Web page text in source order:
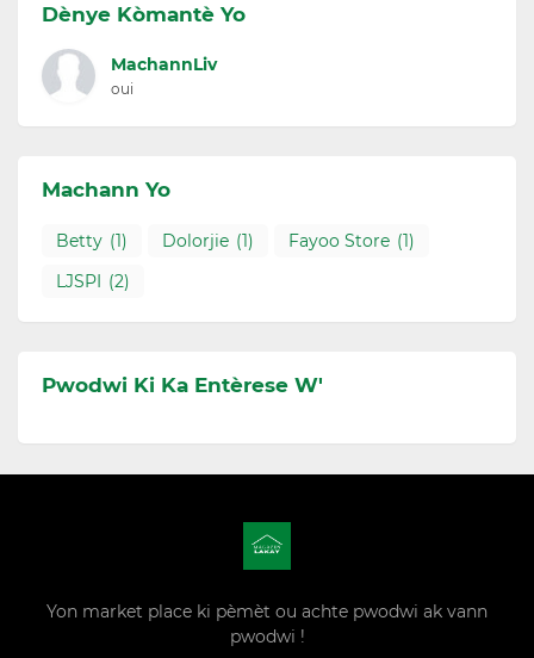
Dènye Kòmantè Yo
MachannLiv
oui
Machann Yo
Betty (1) Dolorjie (1) Fayoo Store (1)
LJSPI (2)
Pwodwi Ki Ka Entèrese W'
Yon market place ki pèmèt ou achte pwodwi ak vann
pwodwi !